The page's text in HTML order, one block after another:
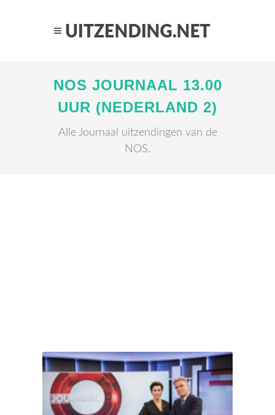
NOS JOURNAAL 13.00
UUR (NEDERLAND 2)
Alle Journaal uitzendingen van de
NOS.